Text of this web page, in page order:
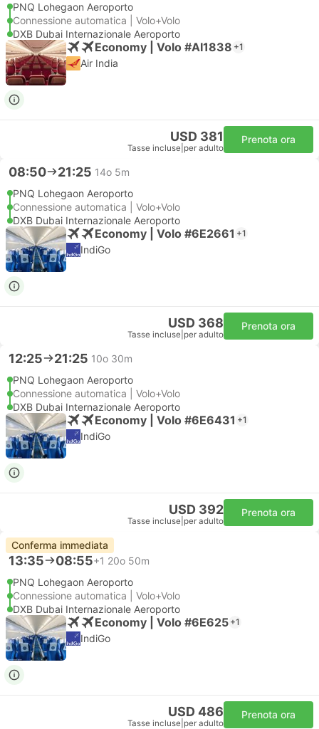
PNQ Lohegaon Aeroporto
Connessione automatica | Volo+Volo
DXB Dubai Internazionale Aeroporto
Economy | Volo #AI1838 +1
Air India
USD 381
Tasse incluse per adulto
Prenota ora
08:50 21:25 14o 5m
PNQ Lohegaon Aeroporto
Connessione automatica | Volo+Volo
DXB Dubai Internazionale Aeroporto
Economy | Volo #6E2661 +1
IndiGo
USD 368
Tasse incluse per adulto
Prenota ora
12:25 21:25 10o 30m
PNQ Lohegaon Aeroporto
Connessione automatica | Volo+Volo
DXB Dubai Internazionale Aeroporto
Economy | Volo #6E6431 +1
IndiGo
USD 392
Tasse incluse per adulto
Prenota ora
Conferma immediata
13:35 08:55+1 20o 50m
PNQ Lohegaon Aeroporto
Connessione automatica | Volo+Volo
DXB Dubai Internazionale Aeroporto
Economy | Volo #6E625 +1
IndiGo
USD 486
Tasse incluse per adulto
Prenota ora